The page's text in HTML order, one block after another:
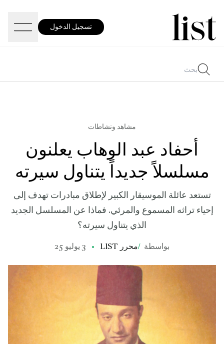
تسجيل الدخول
مشاهد ونشاطات
أحفاد عبد الوهاب يعلنون
مسلسلاً جديداً يتناول سيرته
تستعد عائلة الموسيقار الكبير لإطلاق مبادرات تهدف إلى
إحياء تراثه المسموع والمرئي. فماذا عن المسلسل الجديد
الذي يتناول سيرته؟
بواسطة /محرر LIST 3 يوليو 25